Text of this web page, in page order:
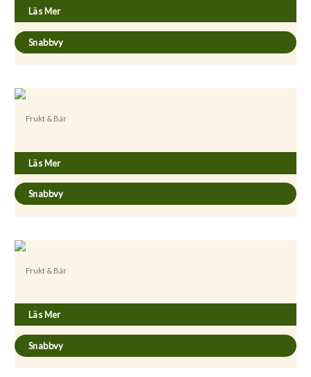
Läs Mer
Snabbvy
Frukt & Bär
Läs Mer
Snabbvy
Frukt & Bär
Läs Mer
Snabbvy